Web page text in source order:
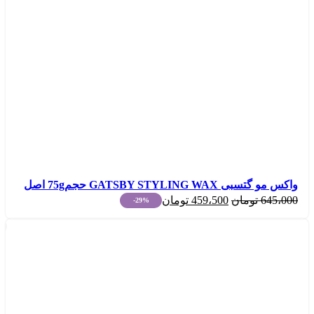
واکس مو گتسبی GATSBY STYLING WAX حجم75g اصل
645،000 تومان قیمت
459،500 تومانقیمت
-29%